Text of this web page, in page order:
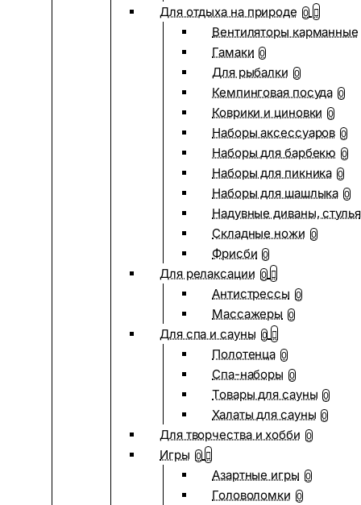
Для отдыха на природе 0
Вентиляторы карманные
Гамаки 0
Для рыбалки 0
Кемпинговая посуда 0
Коврики и циновки 0
Наборы аксессуаров 0
Наборы для барбекю 0
Наборы для пикника 0
Наборы для шашлыка 0
Надувные диваны, стулья
Складные ножи 0
Фрисби 0
Для релаксации 0
Антистрессы 0
Массажеры 0
Для спа и сауны 0
Полотенца 0
Спа-наборы 0
Товары для сауны 0
Халаты для сауны 0
Для творчества и хобби 0
Игры 0
Азартные игры 0
Головоломки 0